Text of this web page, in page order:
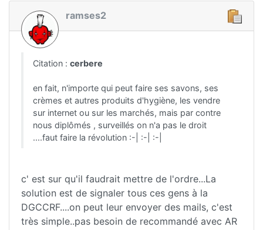
ramses2
Citation : cerbere
en fait, n'importe qui peut faire ses savons, ses
crèmes et autres produits d'hygiène, les vendre
sur internet ou sur les marchés, mais par contre
nous diplômés , surveillés on n'a pas le droit
....faut faire la révolution :-| :-| :-|
c' est sur qu'il faudrait mettre de l'ordre...La
solution est de signaler tous ces gens à la
DGCCRF....on peut leur envoyer des mails, c'est
très simple..pas besoin de recommandé avec AR